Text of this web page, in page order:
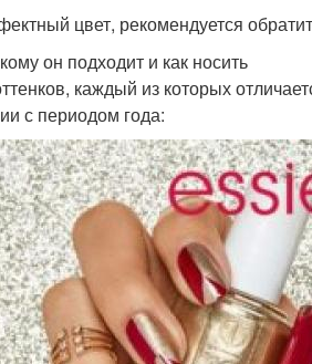
цвет, рекомендуется
он подходит и как носить
каждый из которых
с периодом года: